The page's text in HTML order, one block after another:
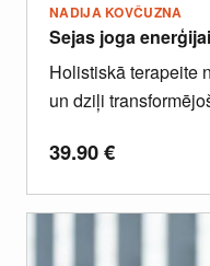
NADIJA KOVČUZNA
Sejas joga
Holistiskā terapeite
un dziļi
seju relaksētu,
39.90€